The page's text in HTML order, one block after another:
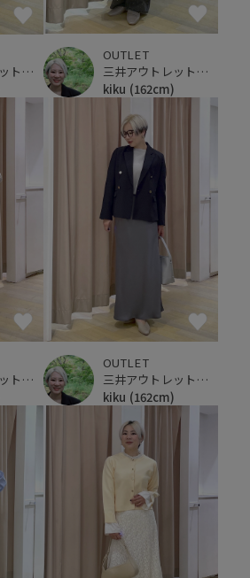
三井アウトレットパーク 仙台港
OUTLET
三井アウトレットパーク 仙台港
kiku (162cm)
三井アウトレットパーク 仙台港
OUTLET
三井アウトレットパーク 仙台港
kiku (162cm)